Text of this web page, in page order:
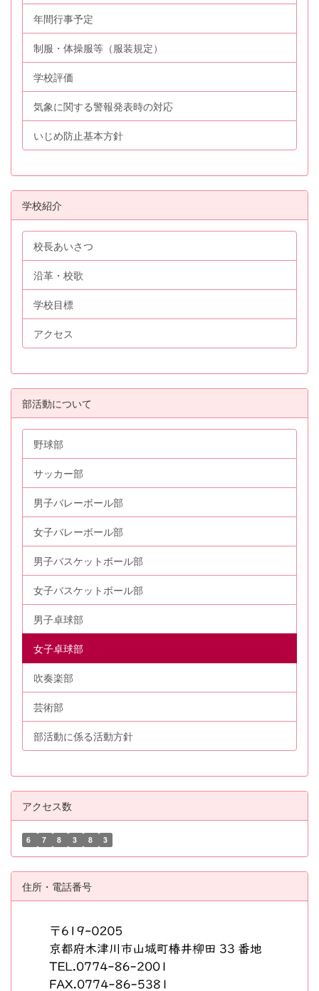
年間行事予定
制服・体操服等（服装規定）
学校評価
気象に関する警報発表時の対応
いじめ防止基本方針
学校紹介
校長あいさつ
沿革・校歌
学校目標
アクセス
部活動について
野球部
サッカー部
男子バレーボール部
女子バレーボール部
男子バスケットボール部
女子バスケットボール部
男子卓球部
女子卓球部
吹奏楽部
芸術部
部活動に係る活動方針
アクセス数
6 7 8 3 8 3
住所・電話番号